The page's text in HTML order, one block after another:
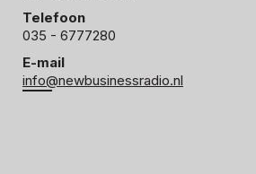
Telefoon
035 - 6777280
E-mail
info@newbusinessradio.nl